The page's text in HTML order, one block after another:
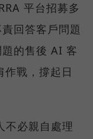
平台招募多
回答客戶問題
的售後 AI 客
戰，撐起日
不必親自處理